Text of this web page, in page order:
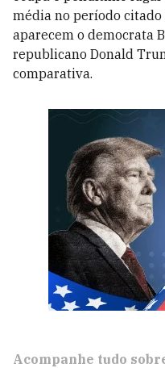
média no período citado
aparecem o democrata
republicano Donald
comparativa.
Acompanhe tudo